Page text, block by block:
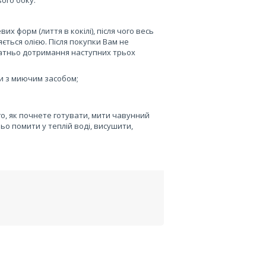
форм (лиття в кокілі), після чого весь
олією. Після покупки Вам не
дотримання наступних трьох
з миючим засобом;
як почнете готувати, мити чавунний
помити у теплій воді, висушити,